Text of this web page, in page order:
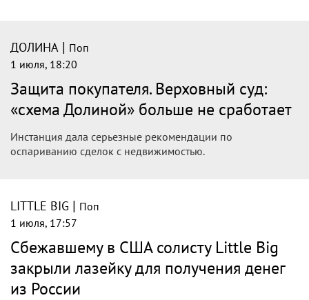
ДОЛИНА | Поп
1 июля, 18:20
Защита покупателя. Верховный суд:
«схема Долиной» больше не сработает
Инстанция дала серьезные рекомендации по
оспариванию сделок с недвижимостью.
LITTLE BIG | Поп
1 июля, 17:57
Сбежавшему в США солисту Little Big
закрыли лазейку для получения денег
из России